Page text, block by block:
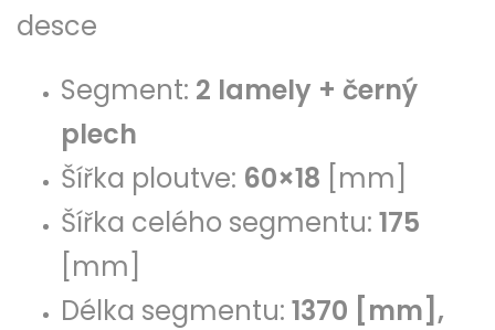
desce
Segment: 2 lamely + černý
plech
Šířka ploutve: 60×18 [mm]
Šířka celého segmentu: 175
[mm]
Délka segmentu: 1370 [mm],